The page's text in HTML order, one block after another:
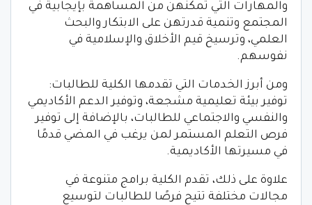
والمهارات التي تمكنهن من المساهمة بإيجابية في
المجتمع وتنمية قدرتهن على الابتكار والبحث
العلمي، وترسيخ قيم الأخلاق والإسلامية في
نفوسهم.
ومن أبرز الخدمات التي تقدمها الكلية للطالبات:
توفير بيئة تعليمية مشجعة، وتوفير الدعم الأكاديمي
والنفسي والاجتماعي للطالبات، بالإضافة إلى توفير
فرص التعلم المستمر لمن يرغب في المضي قدمًا
في مسيرتها الأكاديمية.
علاوة على ذلك، تقدم الكلية برامج متنوعة في
مجالات مختلفة تتيح فرصًا للطالبات لتوسيع